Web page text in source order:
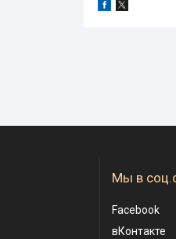
Мы в
Facebook
вКонтакте